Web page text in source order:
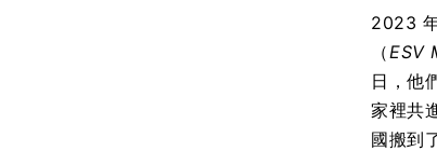
2023
（ESV
日，他
家裡共
國搬到